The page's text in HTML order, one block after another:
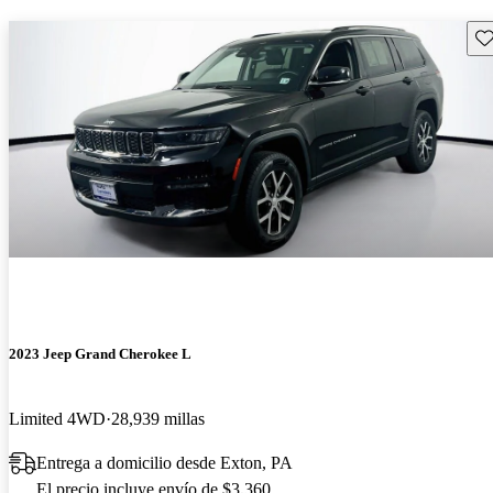
2023 Jeep Grand Cherokee L
Limited 4WD 28,939 millas
Entrega a domicilio desde Exton, PA